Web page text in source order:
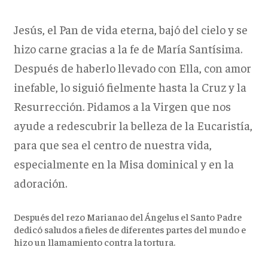
Jesús, el Pan de vida eterna, bajó del cielo y se
hizo carne gracias a la fe de María Santísima.
Después de haberlo llevado con Ella, con amor
inefable, lo siguió fielmente hasta la Cruz y la
Resurrección. Pidamos a la Virgen que nos
ayude a redescubrir la belleza de la Eucaristía,
para que sea el centro de nuestra vida,
especialmente en la Misa dominical y en la
adoración.
Después del rezo Marianao del Ángelus el Santo Padre
dedicó saludos a fieles de diferentes partes del mundo e
hizo un llamamiento contra la tortura.